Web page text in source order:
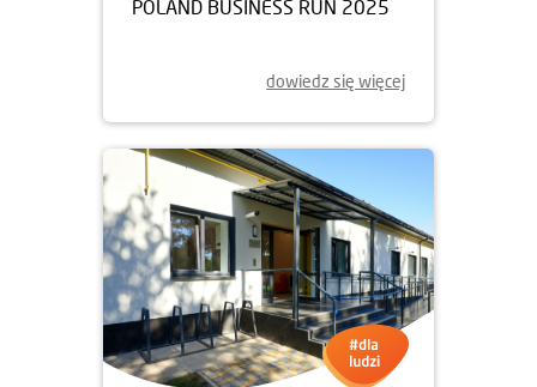
POLAND BUSINESS RUN 2025
dowiedz się więcej